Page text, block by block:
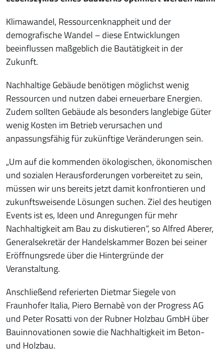
Klimawandel, Ressourcenknappheit und der
demografische Wandel – diese Entwicklungen
beeinflussen maßgeblich die Bautätigkeit in der
Zukunft.
Nachhaltige Gebäude benötigen möglichst wenig
Ressourcen und nutzen dabei erneuerbare Energien.
Zudem sollten Gebäude als besonders langlebige Güter
wenig Kosten im Betrieb verursachen und
anpassungsfähig für zukünftige Veränderungen sein.
„Um auf die kommenden ökologischen, ökonomischen
und sozialen Herausforderungen vorbereitet zu sein,
müssen wir uns bereits jetzt damit konfrontieren und
zukunftsweisende Lösungen suchen. Ziel des heutigen
Events ist es, Ideen und Anregungen für mehr
Nachhaltigkeit am Bau zu diskutieren“, so Alfred Aberer,
Generalsekretär der Handelskammer Bozen bei seiner
Eröffnungsrede über die Hintergründe der
Veranstaltung.
Anschließend referierten Dietmar Siegele von
Fraunhofer Italia, Piero Bernabè von der Progress AG
und Peter Rosatti von der Rubner Holzbau GmbH über
Bauinnovationen sowie die Nachhaltigkeit im Beton-
und Holzbau.